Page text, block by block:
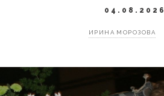
04.08.2026
ИРИНА МОРОЗОВА